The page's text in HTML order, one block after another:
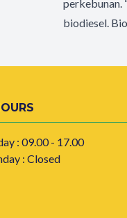
perkebunan.
biodiesel.
: 09.00 - 17.00
: Closed